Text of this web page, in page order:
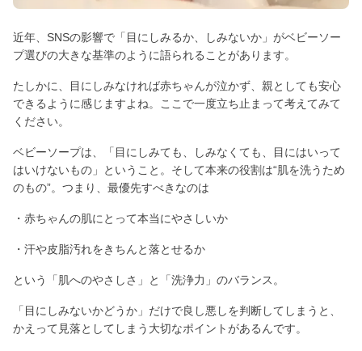
近年、SNSの影響で「目にしみるか、しみないか」がベビーソー
プ選びの大きな基準のように語られることがあります。
たしかに、目にしみなければ赤ちゃんが泣かず、親としても安心
できるように感じますよね。ここで一度立ち止まって考えてみて
ください。
ベビーソープは、「目にしみても、しみなくても、目にはいって
はいけないもの」ということ。そして本来の役割は“肌を洗うため
のもの”。つまり、最優先すべきなのは
・赤ちゃんの肌にとって本当にやさしいか
・汗や皮脂汚れをきちんと落とせるか
という「肌へのやさしさ」と「洗浄力」のバランス。
「目にしみないかどうか」だけで良し悪しを判断してしまうと、
かえって見落としてしまう大切なポイントがあるんです。